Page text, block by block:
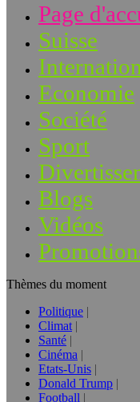
Page
Suisse
Economie
Société
Sport
Blogs
Vidéos
Thèmes du moment
Politique
Climat
Santé
Cinéma
Etats-Unis
Donald Trump
Football